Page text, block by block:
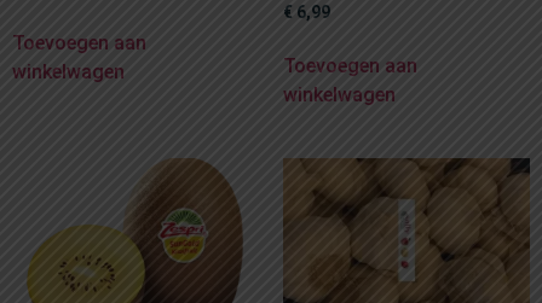
Toevoegen aan
winkelwagen
€ 6,99
Toevoegen aan
winkelwagen